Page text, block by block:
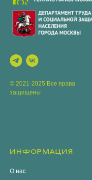
© 2021-2025 Все права
защищены
ИНФОРМАЦИЯ
О нас